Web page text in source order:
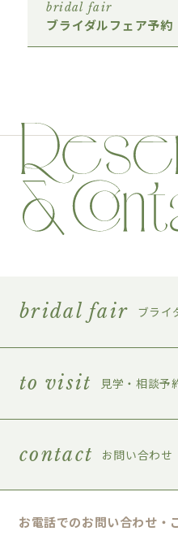
bridal fair
ブライダルフェア予約
bridal fair ブライ
to visit 見学・相談予
contact お問い合わせ
お電話でのお問い合わせ・